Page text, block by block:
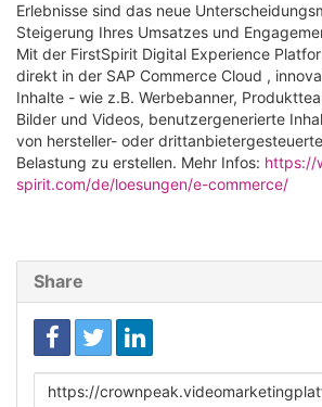
Erlebnisse sind das neue
Steigerung Ihres Umsatzes und
Mit der FirstSpirit Digital Experience
direkt in der SAP Commerce Cloud ,
Inhalte - wie z.B. Werbebanner,
Bilder und Videos, benutzergenerierte
von hersteller- oder
Belastung zu erstellen. Mehr Infos: https://
spirit.com/de/loesungen/e-commerce/
Share
Link